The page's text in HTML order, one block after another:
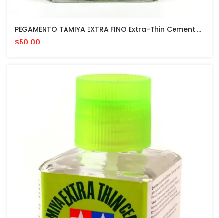
PEGAMENTO TAMIYA EXTRA FINO Extra-Thin Cement 40 ML MADE IN JAPAN Quick Setting Version
$50.00